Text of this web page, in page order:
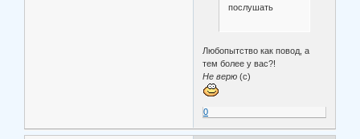
послушать
Любопытство как повод, а
тем более у вас?!
Не верю(с)
0